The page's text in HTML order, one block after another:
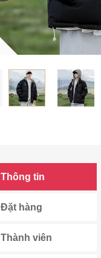
Thông tin
Đặt hàng
Thành viên